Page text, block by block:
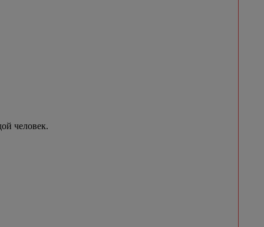
человек.